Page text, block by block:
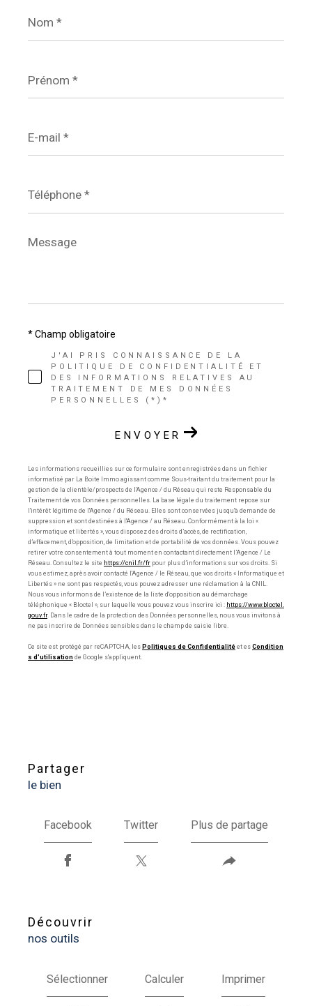
*
*
mail
*
*
Message
*
J'AI PRIS CONNAISSANCE DE LA
POLITIQUE DE CONFIDENTIALITÉ ET
DES INFORMATIONS RELATIVES AU
TRAITEMENT DE MES DONNÉES
PERSONNELLES (*)*
* Champ obligatoire
ENVOYER
Les informations recueillies sur ce formulaire sont enregistrées dans un fichier
informatisé par La Boite Immo agissant comme Sous-traitant du traitement pour la
gestion de la clientèle/prospects de l'Agence / du Réseau qui reste Responsable du
Traitement de vos Données personnelles. La base légale du traitement repose sur
l'intérêt légitime de l'Agence / du Réseau. Elles sont conservées jusqu'à demande de
suppression et sont destinées à l'Agence / au Réseau. Conformément à la loi «
informatique et libertés », vous disposez des droits d’accès, de rectification,
d’effacement, d’opposition, de limitation et de portabilité de vos données. Vous pouvez
retirer votre consentement à tout moment en contactant directement l’Agence / Le
Réseau. Consultez le site https://cnil.fr/fr pour plus d’informations sur vos droits. Si
vous estimez, après avoir contacté l'Agence / le Réseau, que vos droits « Informatique et
Libertés » ne sont pas respectés, vous pouvez adresser une réclamation à la CNIL.
Nous vous informons de l’existence de la liste d'opposition au démarchage
téléphonique « Bloctel », sur laquelle vous pouvez vous inscrire ici : https://www.bloctel.
gouv.fr. Dans le cadre de la protection des Données personnelles, nous vous invitons à
ne pas inscrire de Données sensibles dans le champ de saisie libre.
Ce site est protégé par reCAPTCHA, les Politiques de Confidentialité et es Condition
s d'utilisation de Google s'appliquent.
partager
le bien
Facebook Twitter Plus de partage
découvrir
nos outils
Sélectionner Calculer Imprimer